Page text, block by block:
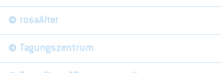
rosaAlter
Tagungszentrum